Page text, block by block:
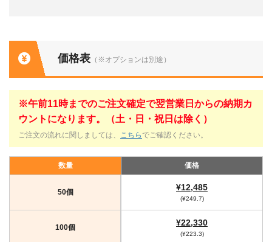
価格表 （※オプションは別途）
※午前11時までのご注文確定で翌営業日からの納期カ
ウントになります。（土・日・祝日は除く）
ご注文の流れに関しましては、 こちら でご確認ください。
数量 価格
50個 ¥12,485
(¥249.7)
100個 ¥22,330
(¥223.3)